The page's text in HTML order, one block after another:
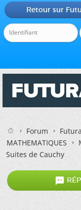
Retour sur
Forum
MATHEMATIQUES
Suites de Cauchy
